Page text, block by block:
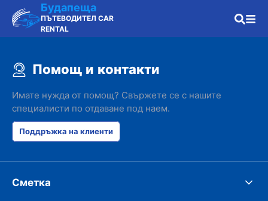
Будапеща
ПЪТЕВОДИТЕЛ CAR
RENTAL
Помощ и контакти
Имате нужда от помощ? Свържете се с нашите
специалисти по отдаване под наем.
Поддръжка на клиенти
Сметка